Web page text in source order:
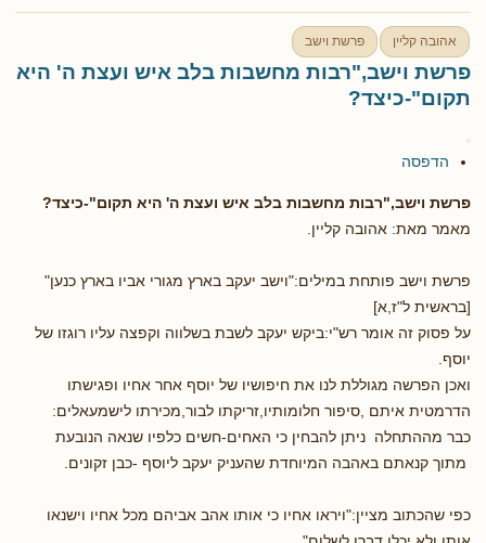
אהובה קליין פרשת וישב
פרשת וישב,"רבות מחשבות בלב איש ועצת ה' היא
תקום"-כיצד?
הדפסה
פרשת וישב,"רבות מחשבות בלב איש ועצת ה' היא תקום"-כיצד?
מאמר מאת: אהובה קליין.
פרשת וישב פותחת במילים:"וישב יעקב בארץ מגורי אביו בארץ כנען"
[בראשית ל"ז,א]
על פסוק זה אומר רש"י:ביקש יעקב לשבת בשלווה וקפצה עליו רוגזו של
יוסף.
ואכן הפרשה מגוללת לנו את חיפושיו של יוסף אחר אחיו ופגישתו
הדרמטית איתם ,סיפור חלומותיו,זריקתו לבור,מכירתו לישמעאלים:
כבר מההתחלה ניתן להבחין כי האחים-חשים כלפיו שנאה הנובעת
מתוך קנאתם באהבה המיוחדת שהעניק יעקב ליוסף -כבן זקונים.
כפי שהכתוב מציין:"ויראו אחיו כי אותו אהב אביהם מכל אחיו וישנאו